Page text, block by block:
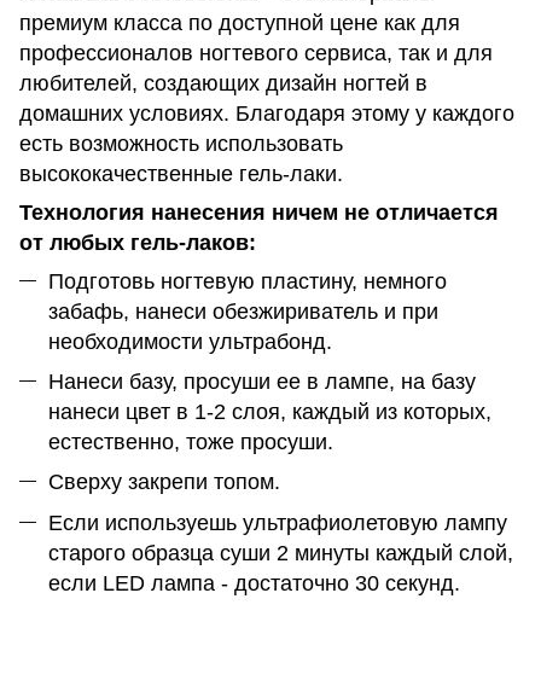
премиум класса по доступной цене как для
профессионалов ногтевого сервиса, так и для
любителей, создающих дизайн ногтей в
домашних условиях. Благодаря этому у каждого
есть возможность использовать
высококачественные гель-лаки.
Технология нанесения ничем не отличается
от любых гель-лаков:
Подготовь ногтевую пластину, немного
забафь, нанеси обезжириватель и при
необходимости ультрабонд.
Нанеси базу, просуши ее в лампе, на базу
нанеси цвет в 1-2 слоя, каждый из которых,
естественно, тоже просуши.
Сверху закрепи топом.
Если используешь ультрафиолетовую лампу
старого образца суши 2 минуты каждый слой,
если LED лампа - достаточно 30 секунд.